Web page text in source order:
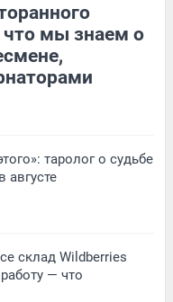
что мы знаем о
таролог о судьбе
августе
склад Wildberries
— что